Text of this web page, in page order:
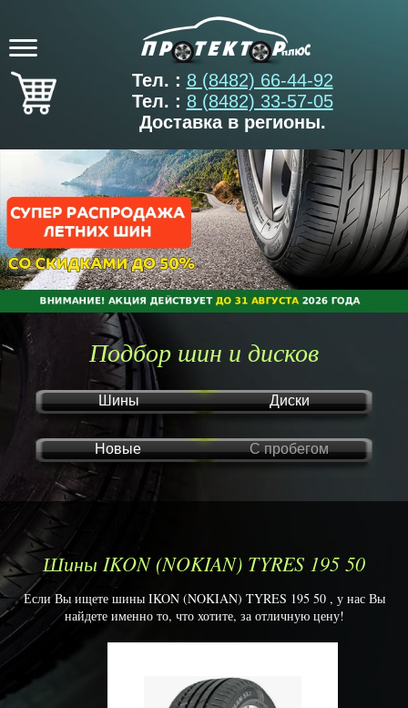
Тел. : 8 (8482) 66-44-92
Тел. : 8 (8482) 33-57-05
Доставка в регионы.
Подбор шин и дисков
Шины Диски
Новые С пробегом
Шины IKON (NOKIAN) TYRES 195 50
Если Вы ищете шины IKON (NOKIAN) TYRES 195 50 , у нас Вы
найдете именно то, что хотите, за отличную цену!